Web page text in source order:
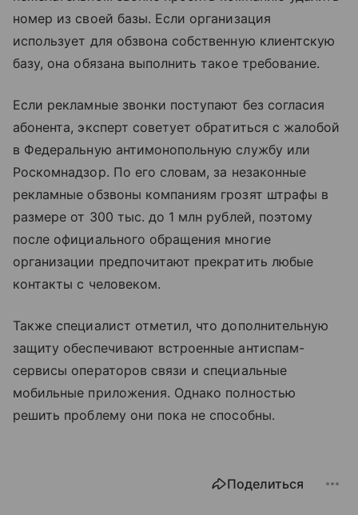
номер из своей базы. Если организация
использует для обзвона собственную клиентскую
базу, она обязана выполнить такое требование.
Если рекламные звонки поступают без согласия
абонента, эксперт советует обратиться с жалобой
в Федеральную антимонопольную службу или
Роскомнадзор. По его словам, за незаконные
рекламные обзвоны компаниям грозят штрафы в
размере от 300 тыс. до 1 млн рублей, поэтому
после официального обращения многие
организации предпочитают прекратить любые
контакты с человеком.
Также специалист отметил, что дополнительную
защиту обеспечивают встроенные антиспам-
сервисы операторов связи и специальные
мобильные приложения. Однако полностью
решить проблему они пока не способны.
Поделиться